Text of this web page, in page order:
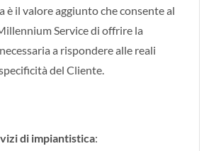
è il valore aggiunto che consente al
Service di offrire la
a rispondere alle reali
del Cliente.
di impiantistica: